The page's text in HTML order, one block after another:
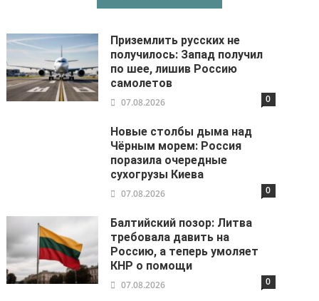
Приземлить русских не
получилось: Запад получил
по шее, лишив Россию
самолетов
07.08.2026 0
Новые столбы дыма над
Чёрным морем: Россия
поразила очередные
сухогрузы Киева
07.08.2026 0
Балтийский позор: Литва
требовала давить на
Россию, а теперь умоляет
КНР о помощи
07.08.2026 0